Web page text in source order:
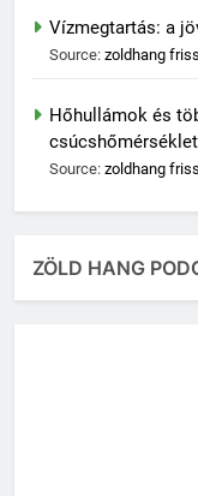
Vízmegtartás: a
Source: zoldhang friss
Hőhullámok és
Source: zoldhang friss
ZÖLD HANG